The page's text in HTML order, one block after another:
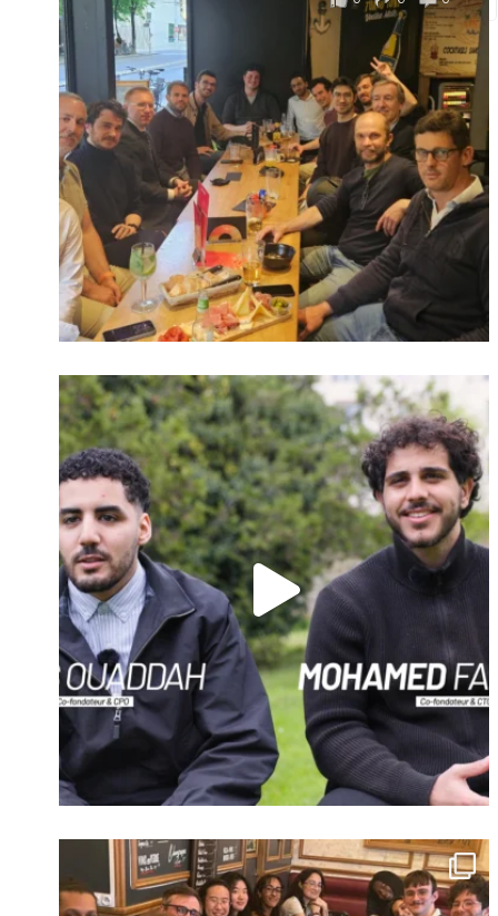
Charger plus Suivre sur Instagram
Connexion
Identifiant oublié ?
Mot de passe
oublié ?